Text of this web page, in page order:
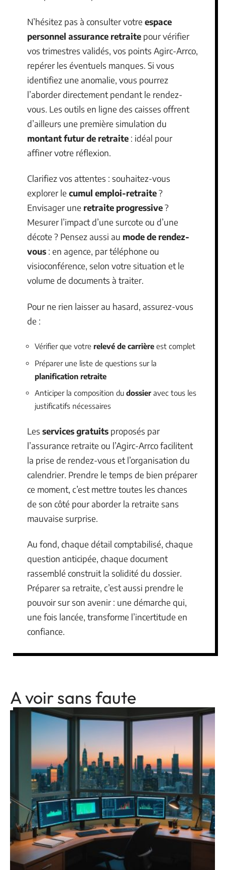
N’hésitez pas à consulter votre espace
personnel assurance retraite pour vérifier
vos trimestres validés, vos points Agirc-Arrco,
repérer les éventuels manques. Si vous
identifiez une anomalie, vous pourrez
l’aborder directement pendant le rendez-
vous. Les outils en ligne des caisses offrent
d’ailleurs une première simulation du
montant futur de retraite : idéal pour
affiner votre réflexion.
Clarifiez vos attentes : souhaitez-vous
explorer le cumul emploi-retraite?
Envisager une retraite progressive?
Mesurer l’impact d’une surcote ou d’une
décote ? Pensez aussi au mode de rendez-
vous : en agence, par téléphone ou
visioconférence, selon votre situation et le
volume de documents à traiter.
Pour ne rien laisser au hasard, assurez-vous
de :
Vérifier que votre relevé de carrière est complet
Préparer une liste de questions sur la
planification retraite
Anticiper la composition du dossier avec tous les
justificatifs nécessaires
Les services gratuits proposés par
l’assurance retraite ou l’Agirc-Arrco facilitent
la prise de rendez-vous et l’organisation du
calendrier. Prendre le temps de bien préparer
ce moment, c’est mettre toutes les chances
de son côté pour aborder la retraite sans
mauvaise surprise.
Au fond, chaque détail comptabilisé, chaque
question anticipée, chaque document
rassemblé construit la solidité du dossier.
Préparer sa retraite, c’est aussi prendre le
pouvoir sur son avenir : une démarche qui,
une fois lancée, transforme l’incertitude en
confiance.
A voir sans faute